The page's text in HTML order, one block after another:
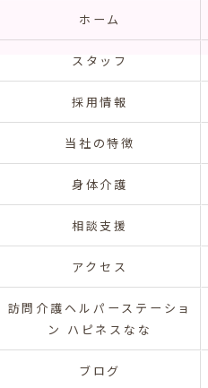
ホーム
スタッフ
採用情報
当社の特徴
身体介護
相談支援
アクセス
訪問介護ヘルパーステーショ
ン ハピネスなな
ブログ